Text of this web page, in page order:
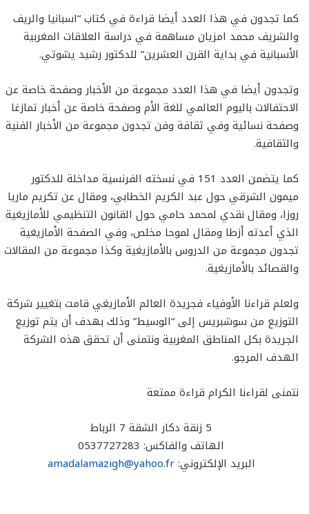
كما تجدون في هذا العدد أيضا قراءة في كتاب “اسبانيا والريف
والشريف محمد امزيان مساهمة في دراسة العلاقات المغربية
الأسبانية في بداية القرن العشرين” للدكتور رشيد يشوتي.
وتجدون أيضا في هذا العدد مجموعة من الأخبار وصفحة خاصة عن
الاحتفالات باليوم العالمي للغة الأم وصفحة خاصة عن أخبار تمازغا
وصفحة نسائية وفي ثقافة وفن تجدون مجموعة من الأخبار الفنية
والثقافية.
كما يتضمن العدد 151 في نسخته الفرنسية مداخلة للدكتور
ميمون الشرقي حول عبد الكريم الخطابي، ومقال عن تكريم ماريا
روزا، ومقال نقدي لمحمد حامي حول القانون التنظيمي للأمازيغية
الذي أعدته أزطا ومقال لموحا مخلص، وفي الصفحة الأمازيغية
تجدون مجموعة من الدروس بالأمازيغية وكذا مجموعة من المقالات
والقصائد بالأمازيغية.
ولعلم قراءنا الأوفياء فجريدة العالم الأمازيغي قامت بتغيير شركة
التوزيع من سوشبريس إلى “الوسيط” وذلك بهدف أن يتم توزيع
الجريدة بكل المناطق المغربية ونتمنى أن تحقق هذه الشركة
الهدف المرجو.
نتمنى لقراءنا الكرام قراءة ممتعة
5 زنقة دكار الشقة 7 الرباط
الهاتف والفاكس: 0537727283
البريد الإلكتروني:amadalamazigh@yahoo.fr